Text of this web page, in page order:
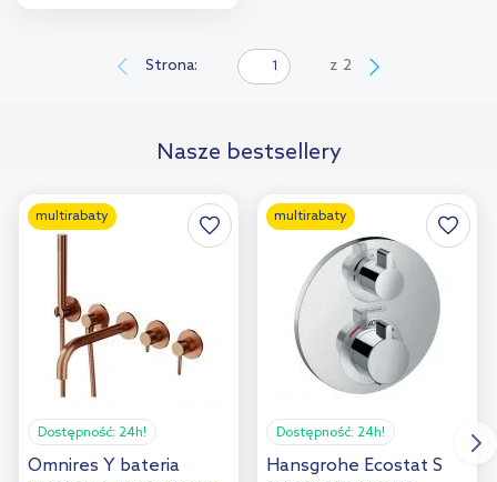
Strona: z 2
Nasze bestsellery
multirabaty
Dostępność: 24h!
Omnires Y bateria
multirabaty
Dostępność: 24h!
Hansgrohe Ecostat S